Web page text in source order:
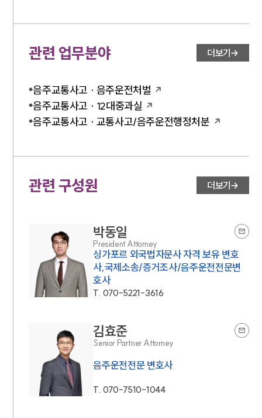
대륜법률상담예약
관련 업무분야 더보기
음주교통사고 · 음주운전처벌
음주교통사고 · 12대중과실
음주교통사고 · 교통사고/음주운전행정처분
관련 구성원 더보기
박동일
President Attorney
싱가포르 외국법자문사 자격 보유 변호
사,국제소송/증거조사/음주운전전문변
호사
T. 070-5221-3616
김효준
Senior Partner Attorney
음주운전전문 변호사
T. 070-7510-1044